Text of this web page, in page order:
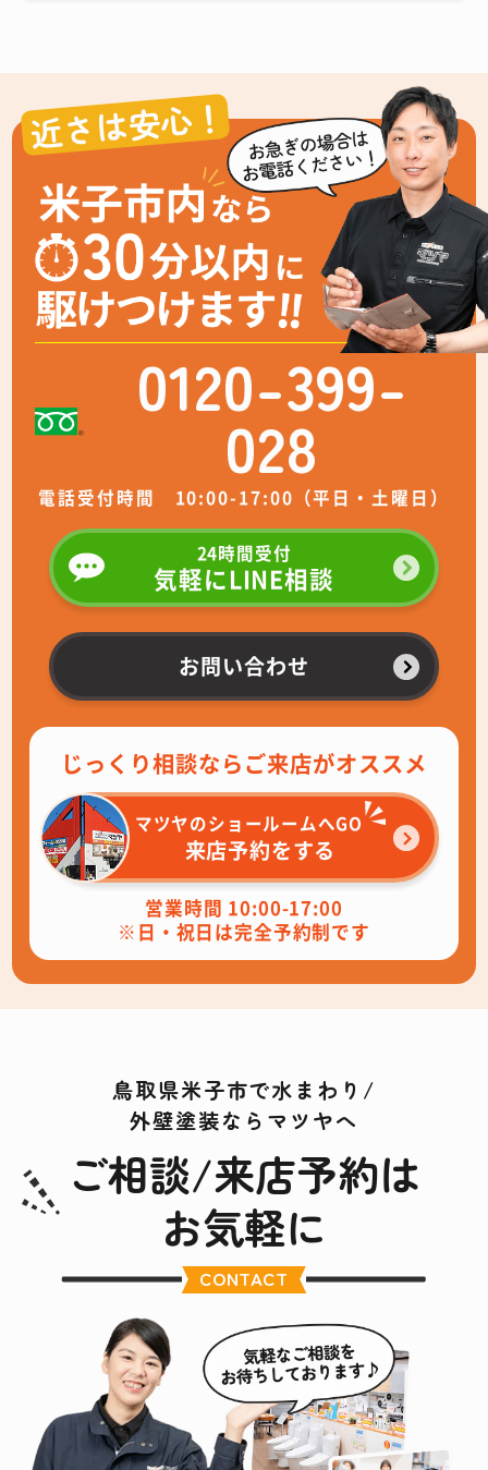
近さは安心！
0120-399-
028
電話受付時間 10:00-17:00（平日・土曜日）
24時間受付
気軽にLINE相談
お問い合わせ
じっくり相談ならご来店がオススメ
マツヤのショールームへGO
来店予約をする
営業時間 10:00-17:00
※日・祝日は完全予約制です
鳥取県米子市で水まわり/
外壁塗装ならマツヤへ
ご相談/来店予約は
お気軽に
CONTACT